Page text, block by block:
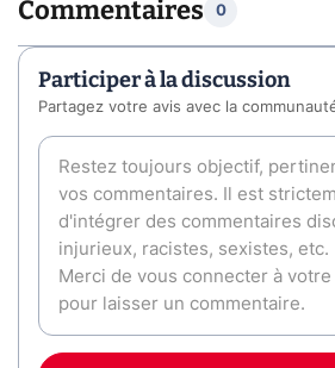
Commentaires 0
Participer à la discussion
Partagez votre avis avec la